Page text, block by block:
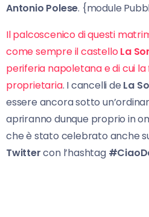
Antonio Polese. {module
Il palcoscenico di questi
come sempre il castelloLa
periferia napoletana e di cui la
proprietaria. I cancelli de La
essere ancora sotto
apriranno dunque proprio in
che è stato celebrato anche
Twittercon l’hashtag